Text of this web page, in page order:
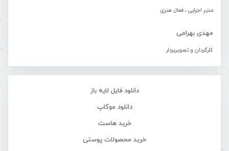
مدیر اجرایی ، فعال هنری
مهدی بهرامی
کارگردان و تصویربردار
دانلود فایل لایه باز
دانلود موکاپ
خرید هاست
خرید محصولات پوستی